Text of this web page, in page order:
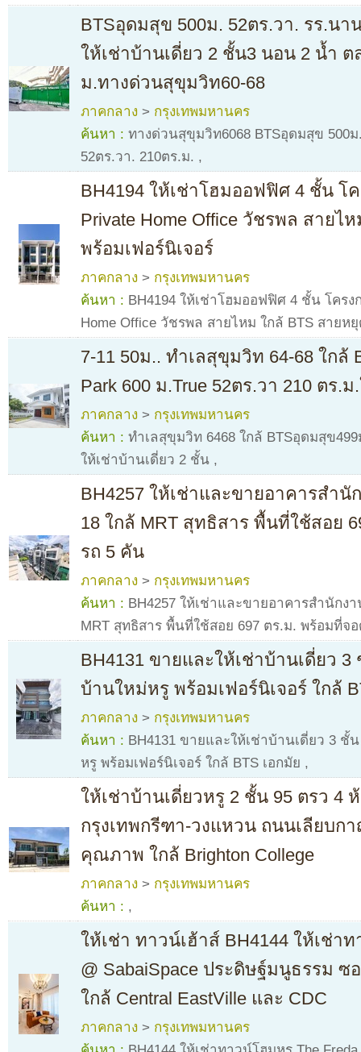
BTSอุดมสุข 500ม. 52ตร.วา. รร.นา
ให้เช่าบ้านเดี่ยว 2 ชั้น3 นอน 2 น้ำ
ม.ทางด่วนสุขุมวิท60-68
ภาคกลาง > กรุงเทพมหานคร
ค้นหา : ทางด่วนสุขุมวิท6068 BTSอุดมสุข 500
52ตร.วา. 210ตร.ม. ,
BH4194 ให้เช่าโฮมออฟฟิศ 4 ชั้น โค
Private Home Office วัชรพล สายไ
พร้อมเฟอร์นิเจอร์
ภาคกลาง > กรุงเทพมหานคร
ค้นหา : BH4194 ให้เช่าโฮมออฟฟิศ 4 ชั้น โครง
Home Office วัชรพล สายไหม ใกล้ BTS สายห
7-11 50ม.. ทำเลสุขุมวิท 64-68 ใกล้
Park 600 ม.True 52ตร.วา 210 ตร.
ภาคกลาง > กรุงเทพมหานคร
ค้นหา : ทำเลสุขุมวิท 6468 ใกล้ BTSอุดมสุข
ให้เช่าบ้านเดี่ยว 2 ชั้น ,
BH4257 ให้เช่าและขายอาคารสำ
18 ใกล้ MRT สุทธิสาร พื้นที่ใช้สอย
รถ 5 คัน
ภาคกลาง > กรุงเทพมหานคร
ค้นหา : BH4257 ให้เช่าและขายอาคารสำนักง
MRT สุทธิสาร พื้นที่ใช้สอย 697 ตร.ม. พร้อมที่จ
BH4131 ขายและให้เช่าบ้านเดี่ยว
บ้านใหม่หรู พร้อมเฟอร์นิเจอร์ ใกล้
ภาคกลาง > กรุงเทพมหานคร
ค้นหา : BH4131 ขายและให้เช่าบ้านเดี่ยว 3 ชั้
หรู พร้อมเฟอร์นิเจอร์ ใกล้ BTS เอกมัย ,
ให้เช่าบ้านเดี่ยวหรู 2 ชั้น 95 ตรว 4
กรุงเทพกรีฑา-วงแหวน ถนนเลียบก
คุณภาพ ใกล้ Brighton College
ภาคกลาง > กรุงเทพมหานคร
ค้นหา : ,
ให้เช่า ทาวน์เฮ้าส์ BH4144 ให้เช่า
@ SabaiSpace ประดิษฐ์มนูธรรม ซ
ใกล้ Central EastVille และ CDC
ภาคกลาง > กรุงเทพมหานคร